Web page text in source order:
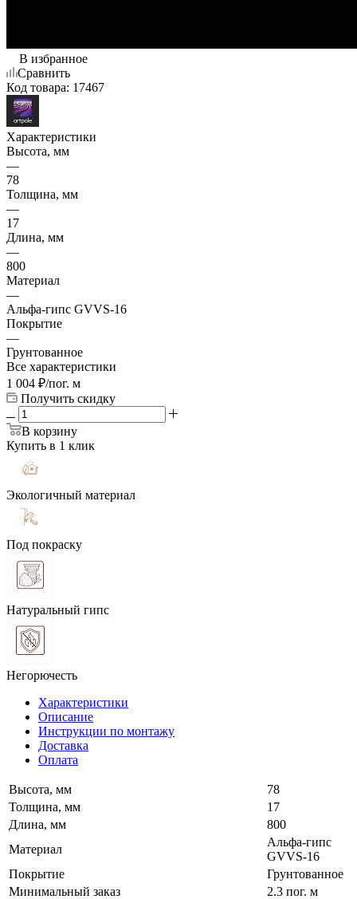
В избранное
Сравнить
Код товара: 17467
Характеристики
Высота, мм
—
78
Толщина, мм
—
17
Длина, мм
—
800
Материал
—
Альфа-гипс GVVS-16
Покрытие
—
Грунтованное
Все характеристики
1 004 ₽/пог. м
Получить скидку
В корзину
Купить в 1 клик
Экологичный материал
Под покраску
Натуральный гипс
Негорючесть
Характеристики
Описание
Инструкции по монтажу
Доставка
Оплата
Высота, мм
78
Толщина, мм
17
Длина, мм
800
Материал
Альфа-гипс
GVVS-16
Покрытие
Грунтованное
Минимальный заказ
2.3 пог. м